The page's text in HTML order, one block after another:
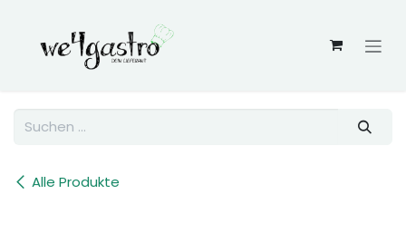
Alle Produkte